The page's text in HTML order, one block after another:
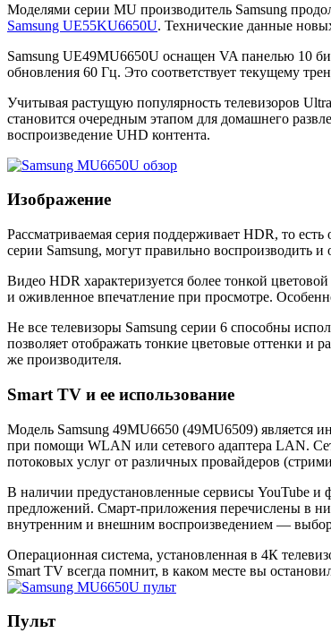
Моделями серии MU производитель Samsung
Samsung UE55KU6650U. Технические данные
Samsung UE49MU6650U оснащен VA панелью 10
обновления 60 Гц. Это соответствует текущему
Учитывая растущую популярность телевизоров
становится очередным этапом для домашнего
воспроизведение UHD контента.
Изображение
Рассматриваемая серия поддерживает HDR, то
серии Samsung, могут правильно воспроизводить
Видео HDR характеризуется более тонкой
и оживленное впечатление при просмотре.
Не все телевизоры Samsung серии 6 способны
позволяет отображать тонкие цветовые оттенки и
же производителя.
Smart TV и ее использование
Модель Samsung 49MU6650 (49MU6509) является
при помощи WLAN или сетевого адаптера LAN.
потоковых услуг от различных провайдеров
В наличии предустановленные сервисы YouTube и
предложений. Смарт-приложения перечислены в
внутренним и внешним воспроизведением — выбор
Операционная система, установленная в 4К
Smart TV всегда помнит, в каком месте вы
Пульт